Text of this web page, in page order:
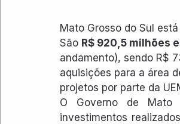
Mato Grosso do Sul
São R$ 920,5 milhões
andamento), sendo R$
aquisições para a área
projetos por parte da
O Governo de Mato
investimentos